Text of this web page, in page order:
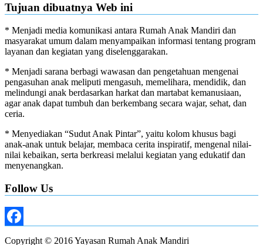
Tujuan dibuatnya Web ini
* Menjadi media komunikasi antara Rumah Anak Mandiri dan
masyarakat umum dalam menyampaikan informasi tentang program
layanan dan kegiatan yang diselenggarakan.
* Menjadi sarana berbagi wawasan dan pengetahuan mengenai
pengasuhan anak meliputi mengasuh, memelihara, mendidik, dan
melindungi anak berdasarkan harkat dan martabat kemanusiaan,
agar anak dapat tumbuh dan berkembang secara wajar, sehat, dan
ceria.
* Menyediakan “Sudut Anak Pintar”, yaitu kolom khusus bagi
anak-anak untuk belajar, membaca cerita inspiratif, mengenal nilai-
nilai kebaikan, serta berkreasi melalui kegiatan yang edukatif dan
menyenangkan.
Follow Us
Copyright © 2016 Yayasan Rumah Anak Mandiri